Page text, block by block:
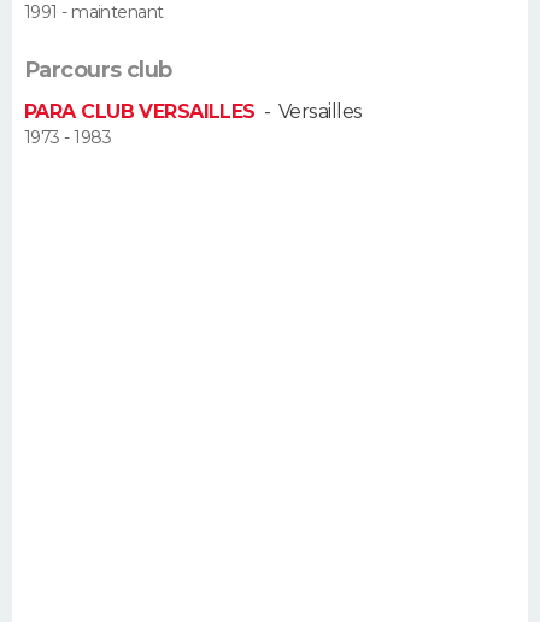
S'inscrire
Se connecter
Lycées
Collèges
Primaires
Universités
Entreprises
Service militaire
Avis de recherche
AVIS DE DÉCÈS
FORUM
Bricolage
Lifestyle
Culture
Sport
Auto
Television
Voyage
Cinema
1991 - maintenant
Parcours club
PARA CLUB VERSAILLES -Versailles
1973 - 1983